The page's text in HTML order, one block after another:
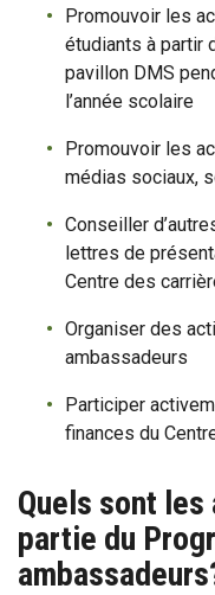
Promouvoir les
étudiants à partir
pavillon DMS
l’année scolaire
Promouvoir les
médias sociaux,
Conseiller
lettres de
Centre des
Organiser des
ambassadeurs
Participer
finances du
Quels sont
partie du